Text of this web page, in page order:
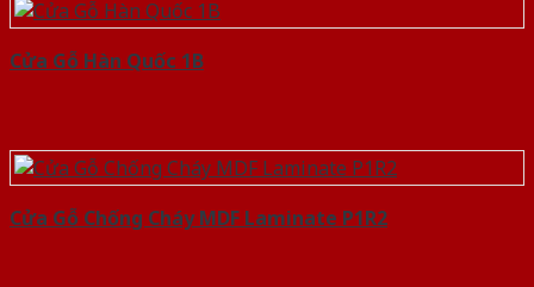
Cửa Gỗ Hàn Quốc 1B
Cửa Gỗ Chống Cháy MDF Laminate P1R2